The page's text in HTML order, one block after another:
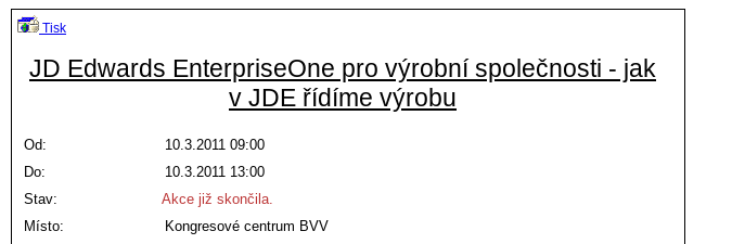
Tisk
JD Edwards EnterpriseOne pro výrobní společnosti - jak
v JDE řídíme výrobu
Od:
10.3.2011 09:00
Do:
10.3.2011 13:00
Stav:
Akce již skončila.
Místo:
Kongresové centrum BVV